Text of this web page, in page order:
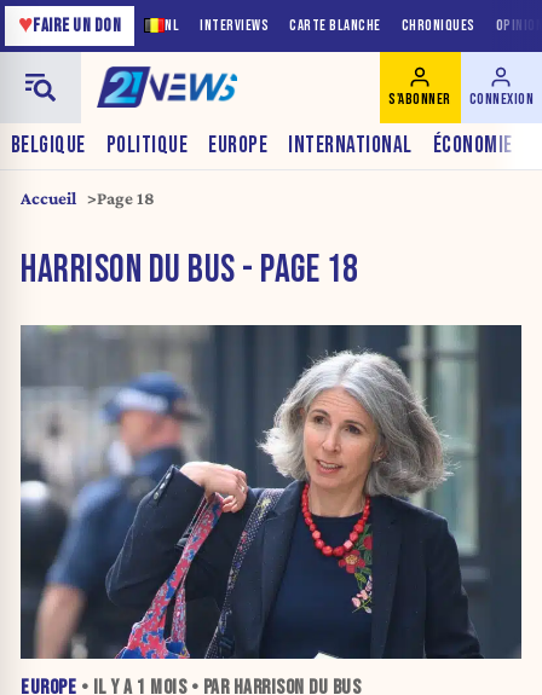
NL INTERVIEWS CARTE BLANCHE CHRONIQUES
♥FAIRE UN DON
BELGIQUE POLITIQUE EUROPE INTERNATIONAL ÉCONOMIE
S'ABONNER CONNEXION
Accueil Page 18
HARRISON DU BUS - PAGE 18
EUROPE • IL Y A 1 MOIS• PAR HARRISON DU BUS